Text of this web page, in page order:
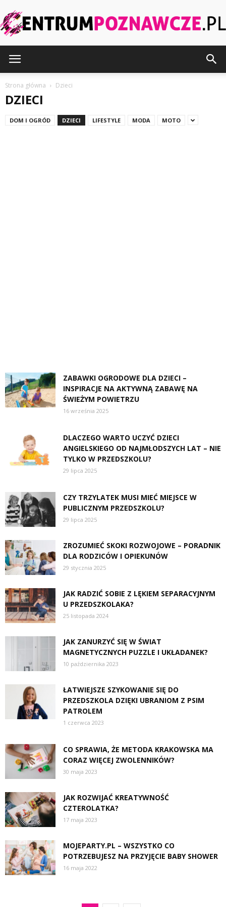
Strona główna Dzieci
DZIECI
DOM I OGRÓD DZIECI LIFESTYLE MODA MOTO
ZABAWKI OGRODOWE DLA DZIECI –
INSPIRACJE NA AKTYWNĄ ZABAWĘ NA
ŚWIEŻYM POWIETRZU
16 września 2025
DLACZEGO WARTO UCZYĆ DZIECI
ANGIELSKIEGO OD NAJMŁODSZYCH LAT – NIE
TYLKO W PRZEDSZKOLU?
29 lipca 2025
CZY TRZYLATEK MUSI MIEĆ MIEJSCE W
PUBLICZNYM PRZEDSZKOLU?
29 lipca 2025
ZROZUMIEĆ SKOKI ROZWOJOWE – PORADNIK
DLA RODZICÓW I OPIEKUNÓW
29 stycznia 2025
JAK RADZIĆ SOBIE Z LĘKIEM SEPARACYJNYM
U PRZEDSZKOLAKA?
25 listopada 2024
JAK ZANURZYĆ SIĘ W ŚWIAT
MAGNETYCZNYCH PUZZLE I UKŁADANEK?
10 października 2023
ŁATWIEJSZE SZYKOWANIE SIĘ DO
PRZEDSZKOLA DZIĘKI UBRANIOM Z PSIM
PATROLEM
1 czerwca 2023
CO SPRAWIA, ŻE METODA KRAKOWSKA MA
CORAZ WIĘCEJ ZWOLENNIKÓW?
30 maja 2023
JAK ROZWIJAĆ KREATYWNOŚĆ
CZTEROLATKA?
17 maja 2023
MOJEPARTY.PL – WSZYSTKO CO
POTRZEBUJESZ NA PRZYJĘCIE BABY SHOWER
16 maja 2022